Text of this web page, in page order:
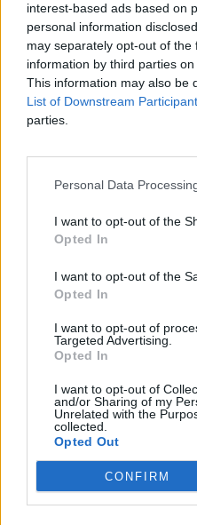
interest-based ads based on
personal information
may separately opt-out of
information by third parties
This information may also be
List of Downstream
parties.
Personal Data
I want to opt-out of the
Opted In
I want to opt-out of the
Opted In
I want to opt-out of
Targeted Advertising.
Opted In
I want to opt-out of
and/or Sharing of my
Unrelated with the
collected.
Opted Out
CONFIRM
pierwszej dziesiątce
się na dziewiątym miejscu –
magazynu „L'Express”.
ekspertów z 25 krajów. W
Aleksandra Cieślik
Świat